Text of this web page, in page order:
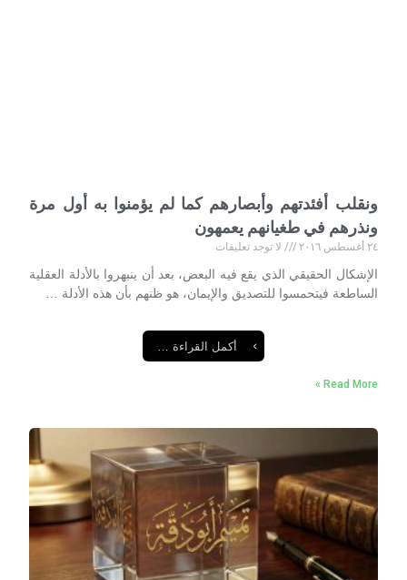
ونقلب أفئدتهم وأبصارهم كما لم يؤمنوا به أول مرة
ونذرهم في طغيانهم ‏يعمهون
٢٤ أغسطس ٢٠١٦
لا توجد تعليقات
الإشكال الحقيقي الذي يقع فيه البعض، بعد أن ينبهروا بالأدلة العقلية
‏الساطعة فيتحمسوا للتصديق والإيمان، هو ظنهم بأن هذه الأدلة …
أكمل القراءة …
Read More »